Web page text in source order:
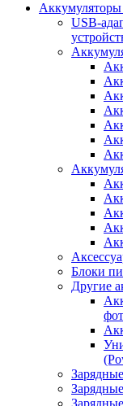
Аккумуляторы
USB-
Блоки
Другие